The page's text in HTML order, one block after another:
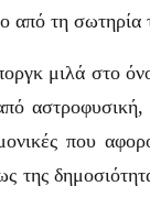
από τη σωτηρία
μιλά στο
που
της